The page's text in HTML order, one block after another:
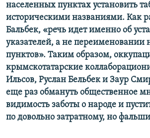
населенных пунктах установить
историческими названиями. Как
Бальбек, «речь идет именно об
указателей, а не переименовании
пунктов». Таким образом,
крымскотатарские
Ильсов, Руслан Бельбек и Заур
еще раз обмануть общественное
видимость заботы о народе и
по довольно затратному, но